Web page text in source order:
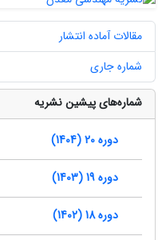
مقالات آماده انتشار
شماره جاری
شماره‌های پیشین نشریه
دوره 20 (1404)
دوره 19 (1403)
دوره 18 (1402)